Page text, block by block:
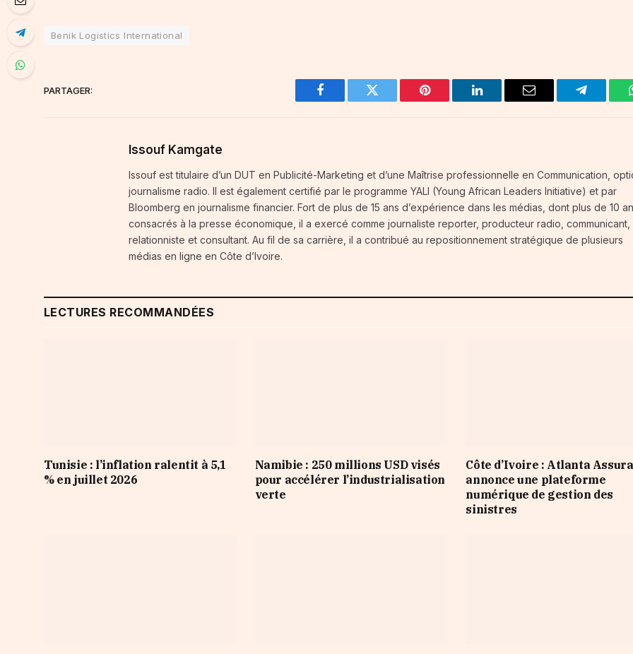
Benik Logistics International
PARTAGER:
Facebook Twitter Pinterest LinkedIn Email Telegram
Issouf Kamgate
Issouf est titulaire d’un DUT en Publicité-Marketing et d’une Maîtrise professionnelle en Communication,
journalisme radio. Il est également certifié par le programme YALI (Young African Leaders Initiative) et par
Bloomberg en journalisme financier. Fort de plus de 15 ans d’expérience dans les médias, dont plus de 10
consacrés à la presse économique, il a exercé comme journaliste reporter, producteur radio, communicant,
relationniste et consultant. Au fil de sa carrière, il a contribué au repositionnement stratégique de plusieurs
médias en ligne en Côte d’Ivoire.
LECTURES RECOMMANDÉES
Tunisie : l’inflation ralentit à 5,1
% en juillet 2026
Namibie : 250 millions USD visés
pour accélérer l’industrialisation
verte
Côte d’Ivoire : Atlanta
annonce une plateforme
numérique de gestion des
sinistres